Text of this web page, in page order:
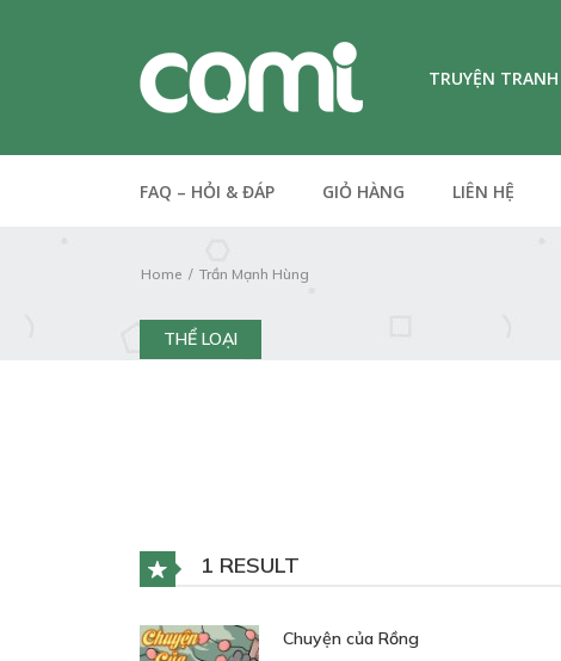
TRUYỆN TRANH
FAQ – HỎI & ĐÁP GIỎ HÀNG LIÊN HỆ
Home Trần Mạnh Hùng
THỂ LOẠI
1 RESULT
Chuyện của Rồng